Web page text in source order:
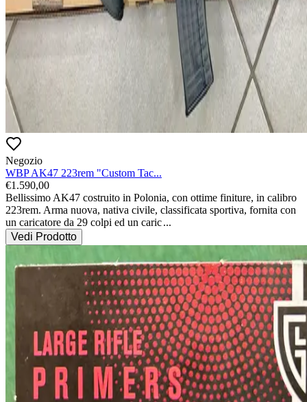
Negozio
WBP AK47 223rem "Custom Tac...
€1.590,00
Bellissimo AK47 costruito in Polonia, con ottime finiture, in calibro
223rem. Arma nuova, nativa civile, classificata sportiva, fornita con
un caricatore da 29 colpi ed un caric...
Vedi Prodotto